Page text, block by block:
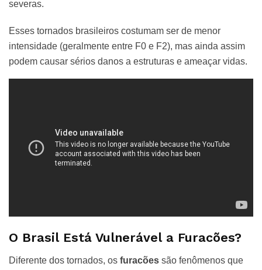
severas.
Esses tornados brasileiros costumam ser de menor
intensidade (geralmente entre F0 e F2), mas ainda assim
podem causar sérios danos a estruturas e ameaçar vidas.
O Brasil Está Vulnerável a Furacões?
Diferente dos tornados, os furacões são fenômenos que